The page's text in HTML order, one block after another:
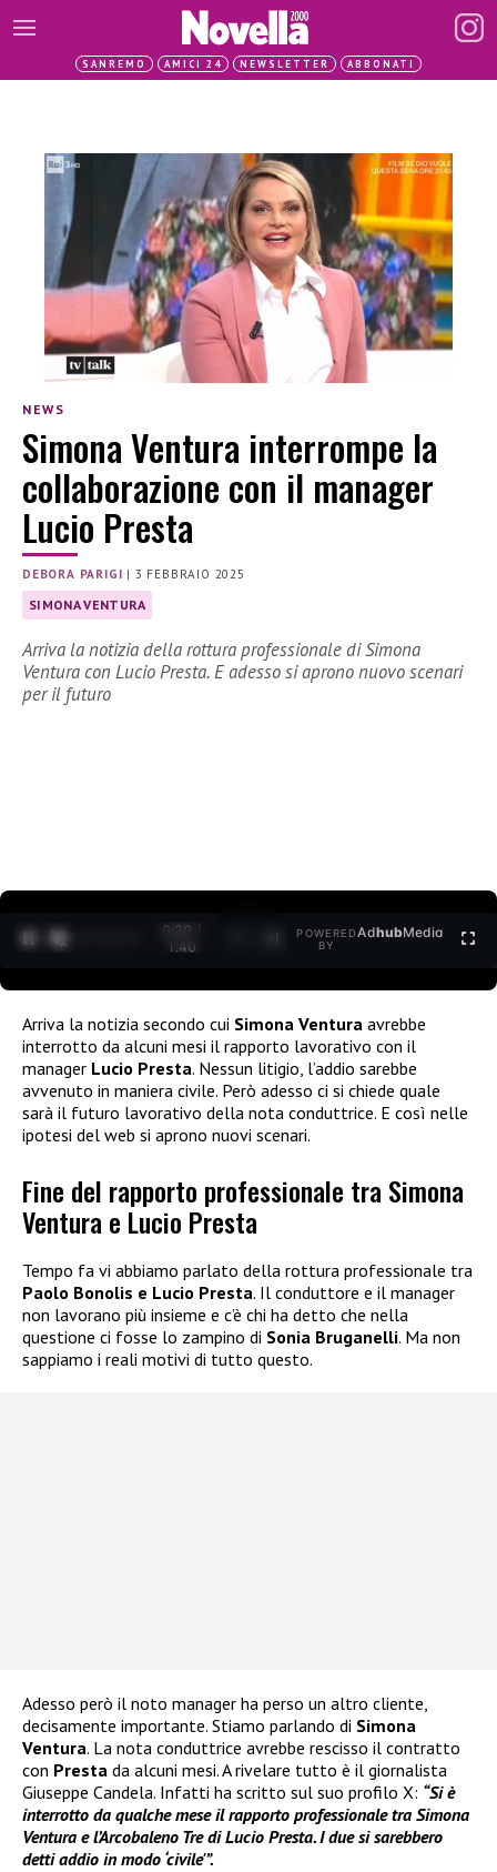
SANREMO AMICI 24 NEWSLETTER ABBONATI
NEWS
Simona Ventura interrompe la
collaborazione con il manager
Lucio Presta
DEBORA PARIGI | 3 FEBBRAIO 2025
SIMONA VENTURA
Arriva la notizia della rottura professionale di Simona
Ventura con Lucio Presta. E adesso si aprono nuovo scenari
per il futuro
0:21 /
1:40
POWERED
BY
AdhubMedia
Arriva la notizia secondo cui Simona Ventura avrebbe
interrotto da alcuni mesi il rapporto lavorativo con il
manager Lucio Presta. Nessun litigio, l’addio sarebbe
avvenuto in maniera civile. Però adesso ci si chiede quale
sarà il futuro lavorativo della nota conduttrice. E così nelle
ipotesi del web si aprono nuovi scenari.
Fine del rapporto professionale tra Simona
Ventura e Lucio Presta
Tempo fa vi abbiamo parlato della rottura professionale tra
Paolo Bonolis e Lucio Presta. Il conduttore e il manager
non lavorano più insieme e c’è chi ha detto che nella
questione ci fosse lo zampino di Sonia Bruganelli. Ma non
sappiamo i reali motivi di tutto questo.
Adesso però il noto manager ha perso un altro cliente,
decisamente importante. Stiamo parlando di Simona
Ventura. La nota conduttrice avrebbe rescisso il contratto
con Presta da alcuni mesi. A rivelare tutto è il giornalista
Giuseppe Candela. Infatti ha scritto sul suo profilo X: “Si è
interrotto da qualche mese il rapporto professionale tra Simona
Ventura e l’Arcobaleno Tre di Lucio Presta. I due si sarebbero
detti addio in modo ‘civile'”.